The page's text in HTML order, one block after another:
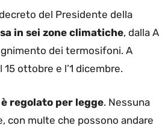
del Presidente della
in sei zone climatiche, dalla A
dei termosifoni. A
ottobre e l’1 dicembre.
regolato per legge. Nessuna
con multe che possono andare